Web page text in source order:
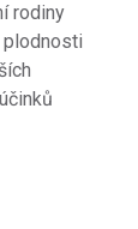
rodiny
plodnosti